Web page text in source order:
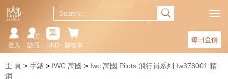
每日金價
購物車
繁
HKD
註冊
登入
主 頁 手錶 IWC 萬國
Iwc 萬國 Pilots 飛行員系列 Iw378001 精
鋼